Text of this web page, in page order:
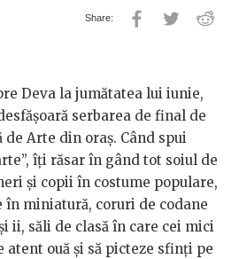
Deva la jumătatea lui iunie,
serbarea de final de
de Arte din oraș. Când spui
îți răsar în gând tot soiul de
și copii în costume populare,
miniatură, coruri de codane
ii, săli de clasă în care cei mici
atent ouă și să picteze sfinți pe